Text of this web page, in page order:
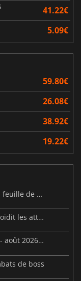
41.22€
5.09€
59.80€
26.08€
38.92€
19.22€
MARVEL Tōkon dévoile ses débuts et sa feuille de route
Steam Frame : une fuite sur le prix refroidit les attentes VR
Sorties de jeux vidéo de cette semaine - août 2026 (semaine 32)
de boss